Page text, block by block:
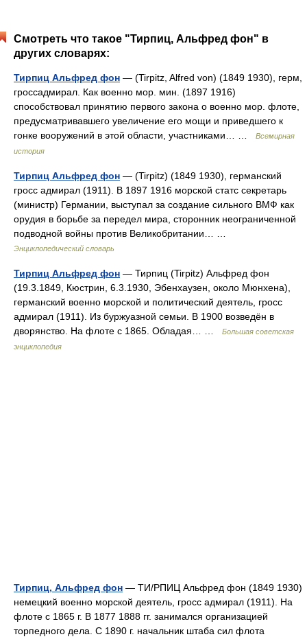
Смотреть что такое "Тирпиц, Альфред фон" в
других словарях:
Тирпиц Альфред фон — (Tirpitz, Alfred von) (1849 1930), герм,
гроссадмирал. Как военно мор. мин. (1897 1916)
способствовал принятию первого закона о военно мор. флоте,
предусматривавшего увеличение его мощи и приведшего к
гонке вооружений в этой области, участниками… …
Всемирная
история
Тирпиц Альфред фон — (Tirpitz) (1849 1930), германский
гросс адмирал (1911). В 1897 1916 морской статс секретарь
(министр) Германии, выступал за создание сильного ВМФ как
орудия в борьбе за передел мира, сторонник неограниченной
подводной войны против Великобритании… …
Энциклопедический словарь
Тирпиц Альфред фон — Тирпиц (Tirpitz) Альфред фон
(19.3.1849, Кюстрин, 6.3.1930, Эбенхаузен, около Мюнхена),
германский военно морской и политический деятель, гросс
адмирал (1911). Из буржуазной семьи. В 1900 возведён в
дворянство. На флоте с 1865. Обладая… …
Большая советская
энциклопедия
Тирпиц, Альфред фон — ТИ/РПИЦ Альфред фон (1849 1930)
немецкий военно морской деятель, гросс адмирал (1911). На
флоте с 1865 г. В 1877 1888 гг. занимался организацией
торпедного дела. С 1890 г. начальник штаба сил флота